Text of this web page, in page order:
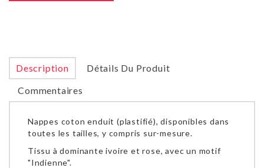
Description
Détails Du Produit
Commentaires
Nappes coton enduit (plastifié), disponibles dans
toutes les tailles, y compris sur-mesure.
Tissu à dominante ivoire et rose, avec un motif
"Indienne".